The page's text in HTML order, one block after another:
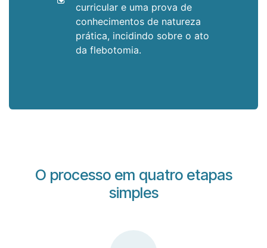
curricular e uma prova de
conhecimentos de natureza
prática, incidindo sobre o ato
da flebotomia.
O processo em quatro etapas
simples